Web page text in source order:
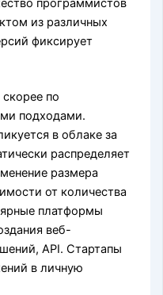
программистов
из различных
фиксирует
по
подходами.
в облаке за
распределяет
размера
от количества
платформы
веб-
API. Стартапы
в личную